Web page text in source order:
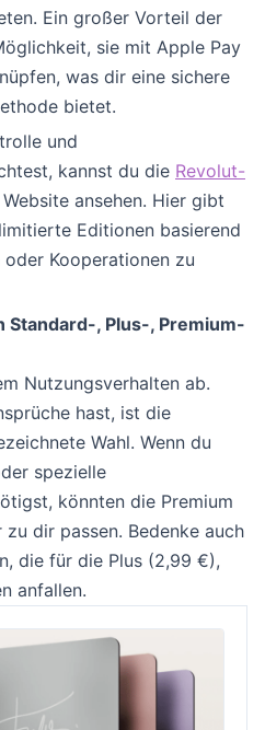
Ein großer Vorteil der
sie mit Apple Pay
was dir eine sichere
bietet.
und
kannst du die Revolut-
ansehen. Hier gibt
Editionen basierend
Kooperationen zu
Standard-, Plus-, Premium-
Nutzungsverhalten ab.
hast, ist die
Wahl. Wenn du
spezielle
könnten die Premium
dir passen. Bedenke auch
die für die Plus (2,99 €),
anfallen.